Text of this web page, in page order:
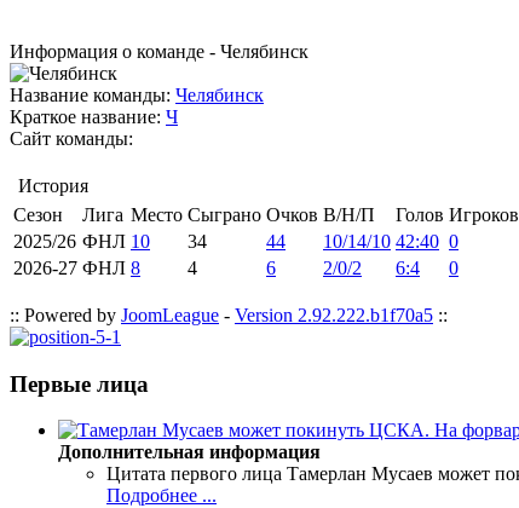
Информация о команде - Челябинск
Название команды: Челябинск
Краткое название: Ч
Сайт команды:
История
Сезон
Лига Место Сыграно Очков В/Н/П Голов Игроков
2025/26 ФНЛ 10 34 44 10/14/10 42:40 0
2026-27 ФНЛ 8 4 6 2/0/2 6:4 0
:: Powered by JoomLeague - Version 2.92.222.b1f70a5 ::
Первые лица
Дополнительная информация
Цитата первого лица Тамерлан Мусаев может
Подробнее ...